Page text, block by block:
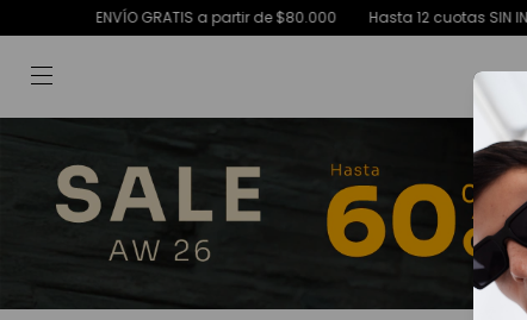
ENVÍO GRATIS a partir de $80.000 Hasta 12 cuotas SIN INTERES